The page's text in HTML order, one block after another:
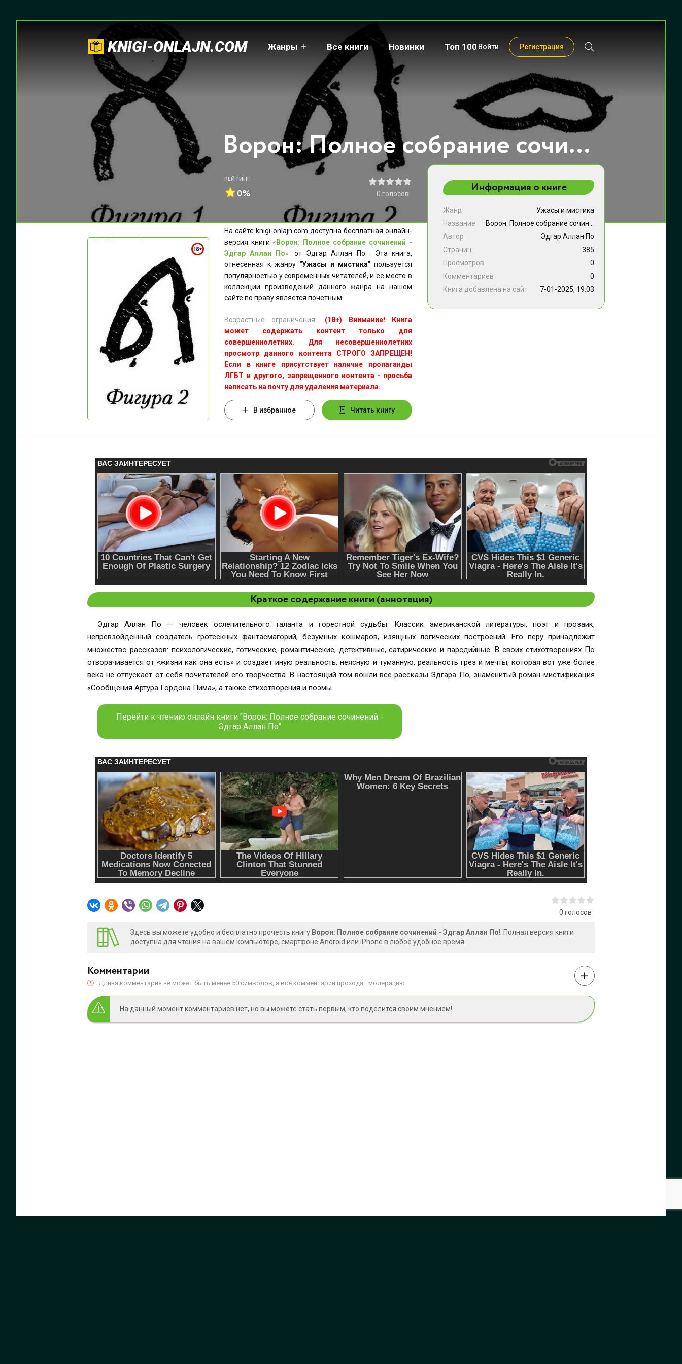
KNIGI-ONLAJN.COM Жанры Все книги Новинки Топ 100 Войти Регистрация
Ворон: Полное собрание сочинений - Эдгар Аллан По
РЕЙТИНГ
0% 0 голосов
На сайте knigi-onlajn.com доступна бесплатная онлайн-
версия книги « Ворон: Полное собрание сочинений -
Эдгар Аллан По»
от Эдгар Аллан По . Эта книга,
отнесенная к жанру "Ужасы и мистика" пользуется
популярностью у современных читателей, и ее место в
коллекции произведений данного жанра на нашем
сайте по праву является почетным.
Возрастные ограничения:
(18+) Внимание! Книга
может содержать контент только для
совершеннолетних. Для несовершеннолетних
просмотр данного контента СТРОГО ЗАПРЕЩЕН!
Если в книге присутствует наличие пропаганды
ЛГБТ и другого, запрещенного контента - просьба
написать на почту для удаления материала.
В избранное Читать книгу
Информация о книге
Жанр
Ужасы и мистика
Название
Автор
Эдгар Аллан По
Страниц
385
Просмотров
0
Комментариев
0
Книга добавлена на сайт
7-01-2025, 19:03
Краткое содержание книги (аннотация)
Эдгар Аллан По — человек ослепительного таланта и горестной судьбы. Классик американской литературы, поэт и прозаик,
непревзойденный создатель гротескных фантасмагорий, безумных кошмаров, изящных логических построений. Его перу принадлежит
множество рассказов: психологические, готические, романтические, детективные, сатирические и пародийные. В своих стихотворениях По
отворачивается от «жизни как она есть» и создает иную реальность, неясную и туманную, реальность грез и мечты, которая вот уже более
века не отпускает от себя почитателей его творчества. В настоящий том вошли все рассказы Эдгара По, знаменитый роман-мистификация
«Сообщения Артура Гордона Пима», а также стихотворения и поэмы.
Перейти к чтению онлайн книги "Ворон: Полное собрание сочинений -
Эдгар Аллан По"
0 голосов
Здесь вы можете удобно и бесплатно прочесть книгу Ворон: Полное собрание сочинений - Эдгар Аллан По!. Полная версия книги
доступна для чтения на вашем компьютере, смартфоне Android или iPhone в любое удобное время.
Комментарии
Длина комментария не может быть менее 50 символов, а все комментарии проходят модерацию.
На данный момент комментариев нет, но вы можете стать первым, кто поделится своим мнением!